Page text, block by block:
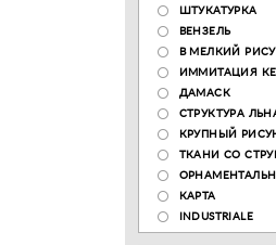
ШТУКАТУРКА
ВЕНЗЕЛЬ
В МЕЛКИЙ
ИММИТАЦИЯ
ДАМАСК
СТРУКТУРА
КРУПНЫЙ
ТКАНИ СО
КАРТА
INDUSTRIALE